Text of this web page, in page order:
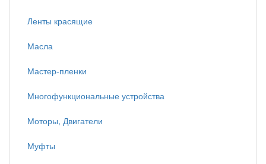
Ленты красящие
Масла
Мастер-пленки
Многофункциональные устройства
Моторы, Двигатели
Муфты